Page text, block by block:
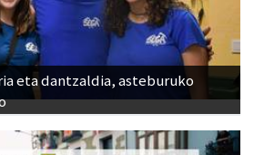
eta dantzaldia, asteburuko